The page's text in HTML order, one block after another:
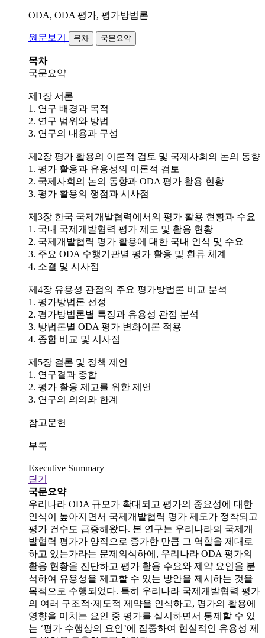
ODA, ODA 평가, 평가방법론
원문보기 목차 국문요약
목차
국문요약
제1장 서론
1. 연구 배경과 목적
2. 연구 범위와 방법
3. 연구의 내용과 구성
제2장 평가 활용의 이론적 검토 및 국제사회의 논의 동향
1. 평가 활용과 유용성의 이론적 검토
2. 국제사회의 논의 동향과 ODA 평가 활용 현황
3. 평가 활용의 쟁점과 시사점
제3장 한국 국제개발협력에서의 평가 활용 현황과 수요
1. 국내 국제개발협력 평가 제도 및 활용 현황
2. 국제개발협력 평가 활용에 대한 국내 인식 및 수요
3. 주요 ODA 수행기관별 평가 활용 및 환류 체계
4. 소결 및 시사점
제4장 유용성 관점의 주요 평가방법론 비교 분석
1. 평가방법론 선정
2. 평가방법론별 특징과 유용성 관점 분석
3. 방법론별 ODA 평가 변화이론 적용
4. 종합 비교 및 시사점
제5장 결론 및 정책 제언
1. 연구결과 종합
2. 평가 활용 제고를 위한 제언
3. 연구의 의의와 한계
참고문헌
부록
Executive Summary
닫기
국문요약
우리나라 ODA 규모가 확대되고 평가의 중요성에 대한
인식이 높아지면서 국제개발협력 평가 제도가 정착되고
평가 건수도 급증해왔다. 본 연구는 우리나라의 국제개
발협력 평가가 양적으로 증가한 만큼 그 역할을 제대로
하고 있는가라는 문제의식하에, 우리나라 ODA 평가의
활용 현황을 진단하고 평가 활용 수요와 제약 요인을 분
석하여 유용성을 제고할 수 있는 방안을 제시하는 것을
목적으로 수행되었다. 특히 우리나라 국제개발협력 평가
의 여러 구조적·제도적 제약을 인식하고, 평가의 활용에
영향을 미치는 요인 중 평가를 실시하면서 통제할 수 있
는 ‘평가 수행상의 요인’에 집중하여 현실적인 유용성 제